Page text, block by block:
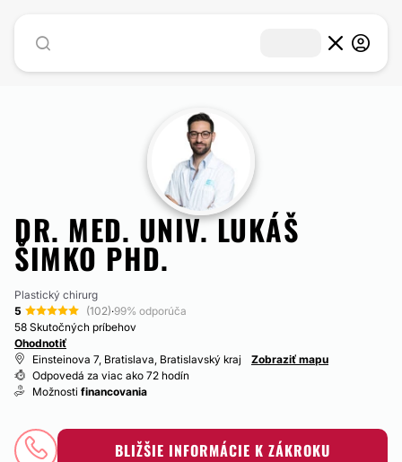
DR. MED. UNIV. LUKÁŠ
ŠIMKO PHD.
Plastický chirurg
5
(102)·99% odporúča
58 Skutočných príbehov
Ohodnotiť
Einsteinova 7, Bratislava, Bratislavský kraj
Zobraziť mapu
Odpovedá za viac ako 72 hodín
Možnosti financovania
BLIŽŠIE INFORMÁCIE K ZÁKROKU